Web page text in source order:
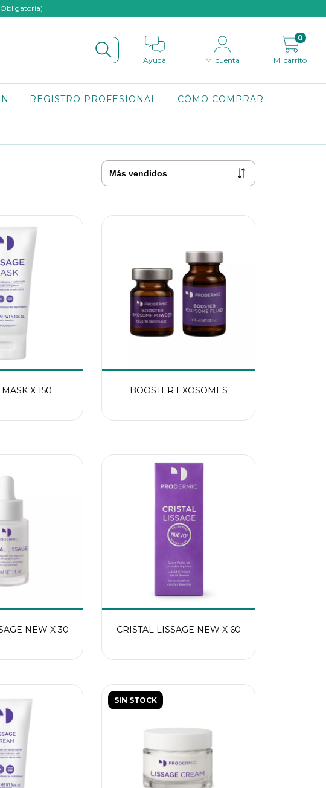
Obligatoria)
Ayuda Mi cuenta Mi carrito
0
REGISTRO PROFESIONAL CÓMO COMPRAR
X 150 BOOSTER EXOSOMES
NEW X 30 CRISTAL LISSAGE NEW X 60
SIN STOCK